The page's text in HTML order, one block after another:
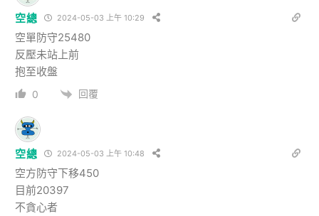
空總 2024-05-03 上午 10:29
空單防守25480
反壓未站上前
抱至收盤
0 回覆
空總 2024-05-03 上午 10:48
空方防守下移450
目前20397
不貪心者